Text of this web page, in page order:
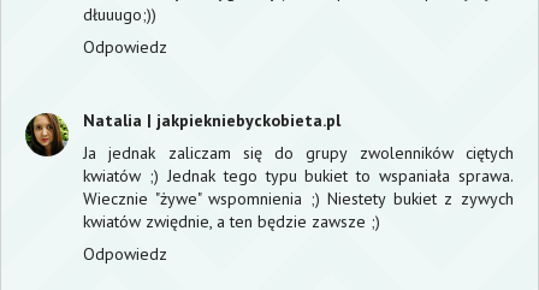
dłuuugo;))
Odpowiedz
Natalia | jakpiekniebyckobieta.pl
Ja jednak zaliczam się do grupy zwolenników ciętych
kwiatów ;) Jednak tego typu bukiet to wspaniała sprawa.
Wiecznie "żywe" wspomnienia ;) Niestety bukiet z zywych
kwiatów zwiędnie, a ten będzie zawsze ;)
Odpowiedz